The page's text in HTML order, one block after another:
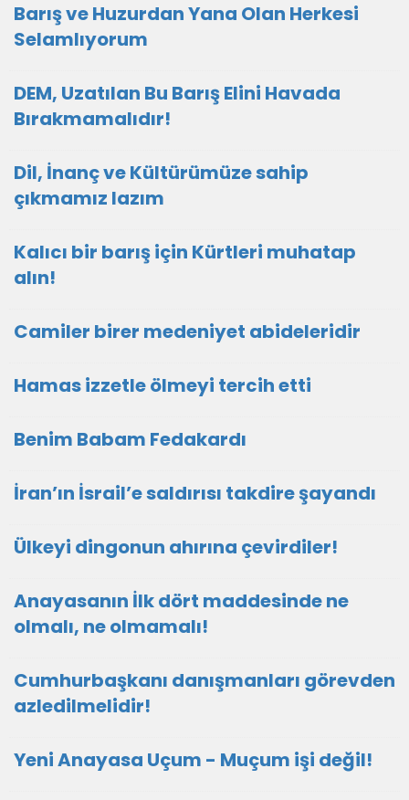
Barış ve Huzurdan Yana Olan Herkesi
Selamlıyorum
DEM, Uzatılan Bu Barış Elini Havada
Bırakmamalıdır!
Dil, İnanç ve Kültürümüze sahip
çıkmamız lazım
Kalıcı bir barış için Kürtleri muhatap
alın!
Camiler birer medeniyet abideleridir
Hamas izzetle ölmeyi tercih etti
Benim Babam Fedakardı
İran’ın İsrail’e saldırısı takdire şayandı
Ülkeyi dingonun ahırına çevirdiler!
Anayasanın İlk dört maddesinde ne
olmalı, ne olmamalı!
Cumhurbaşkanı danışmanları görevden
azledilmelidir!
Yeni Anayasa Uçum - Muçum işi değil!